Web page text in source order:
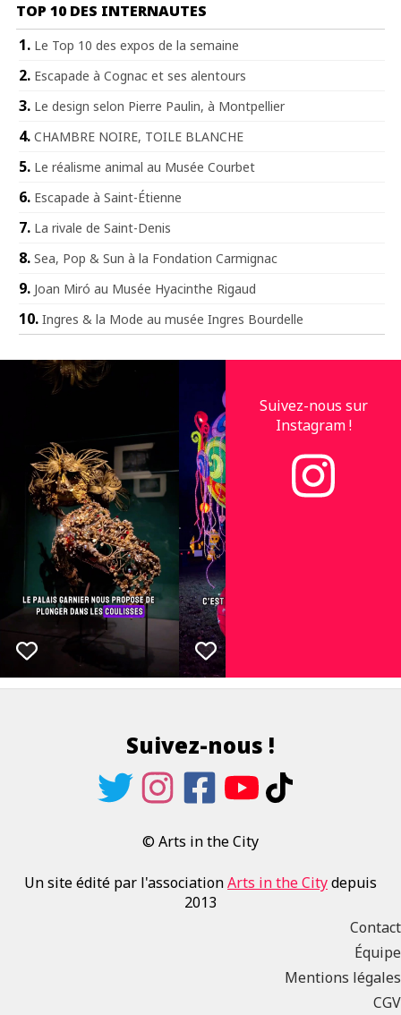
TOP 10 DES INTERNAUTES
Le Top 10 des expos de la semaine
Escapade à Cognac et ses alentours
Le design selon Pierre Paulin, à Montpellier
CHAMBRE NOIRE, TOILE BLANCHE
Le réalisme animal au Musée Courbet
Escapade à Saint-Étienne
La rivale de Saint-Denis
Sea, Pop & Sun à la Fondation Carmignac
Joan Miró au Musée Hyacinthe Rigaud
Ingres & la Mode au musée Ingres Bourdelle
Suivez-nous sur
Instagram !
Suivez-nous !
© Arts in the City
Un site édité par l'associationArts in the Citydepuis
2013
Contact
Équipe
Mentions légales
CGV